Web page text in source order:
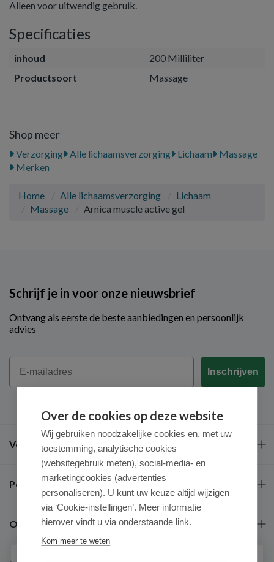
Alleen voor uitwendig gebruik.
Specificaties
inhoud
200 Milliliter
Productsoort
Massage
Shop meer
Verzorging Alle lichaamsverzorging Lichaam
Massage
Merken
Home Alle lichaamsverzorging
Lichaam
Massage
Arnica muscle active gel
Schrijf je in voor onze nieuwsbrief
Ontvang als eerste de beste aanbiedingen en persoonlijk
advies
Email
Inschrijven
Veel gestelde vragen
Populaire merken
Over ons
Over de cookies op deze website
Wij gebruiken noodzakelijke cookies en, met uw
toestemming, analytische cookies
(websitegebruik meten), social-media- en
marketingcookies (advertenties
personaliseren). U kunt uw keuze altijd wijzigen
via ‘Cookie-instellingen’. Meer informatie
hierover vindt u via onderstaande link.
Kom meer te weten